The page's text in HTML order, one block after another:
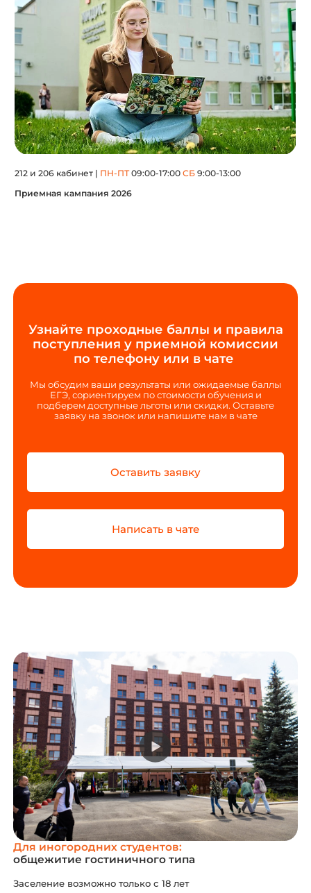
212 и 206 кабинет | ПН-ПТ09:00-17:00СБ 9:00-13:00
Приемная кампания 2026
Узнайте проходные баллы и правила
поступления у приемной комиссии
по телефону или в чате
Мы обсудим ваши результаты или ожидаемые баллы
ЕГЭ, сориентируем по стоимости обучения и
подберем доступные льготы или скидки. Оставьте
заявку на звонок или напишите нам в чате
Оставить заявку
Написать в чате
Для иногородних студентов:
общежитие гостиничного типа
Заселение возможно только с 18 лет